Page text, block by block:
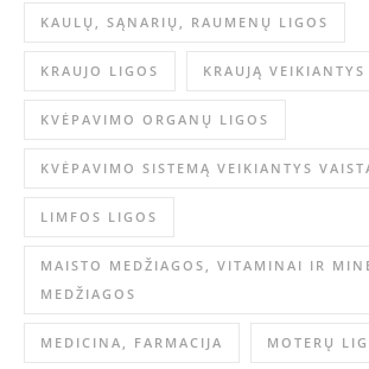
KAULŲ, SĄNARIŲ, RAUMENŲ LIGOS
KRAUJO LIGOS KRAUJĄ
KVĖPAVIMO ORGANŲ LIGOS
KVĖPAVIMO SISTEMĄ VEIKIANTYS
LIMFOS LIGOS
MAISTO MEDŽIAGOS, VITAMINAI IR
MEDŽIAGOS
MEDICINA, FARMACIJA MOTERŲ